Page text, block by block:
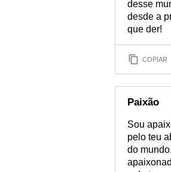
desse
desde a
que der!
COPIAR
Paixão
Sou
pelo teu
do